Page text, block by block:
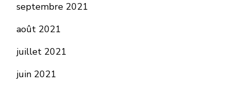
septembre 2021
août 2021
juillet 2021
juin 2021